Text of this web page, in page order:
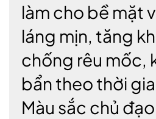
làm cho bề mặt
láng mịn, tăng
chống rêu mốc,
bẩn theo thời
Màu sắc chủ